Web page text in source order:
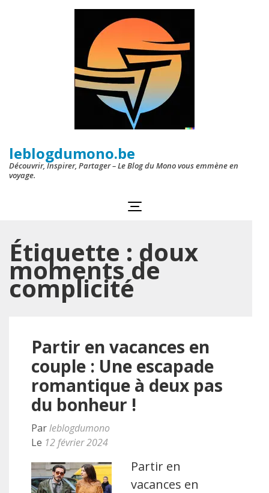
leblogdumono.be
Découvrir, Inspirer, Partager – Le Blog du Mono vous emmène en
voyage.
Étiquette : doux
moments de
complicité
Partir en vacances en
couple : Une escapade
romantique à deux pas
du bonheur !
Parleblogdumono
Le 12 février 2024
Partir en
vacances en